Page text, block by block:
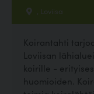
, Loviisa
Koirantahti
Loviisan
koirille -
huomioiden.